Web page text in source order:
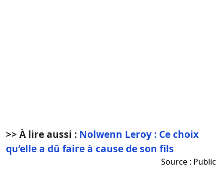
>> À lire aussi : Nolwenn Leroy : Ce choix
qu’elle a dû faire à cause de son fils
Source : Public